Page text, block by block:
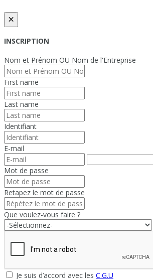
×
INSCRIPTION
Nom et Prénom OU Nom de l'Entreprise
First name
Last name
Identifiant
E-mail
Mot de passe
Retapez le mot de passe
Que voulez-vous faire ?
Je suis d’accord avec les C.G.U